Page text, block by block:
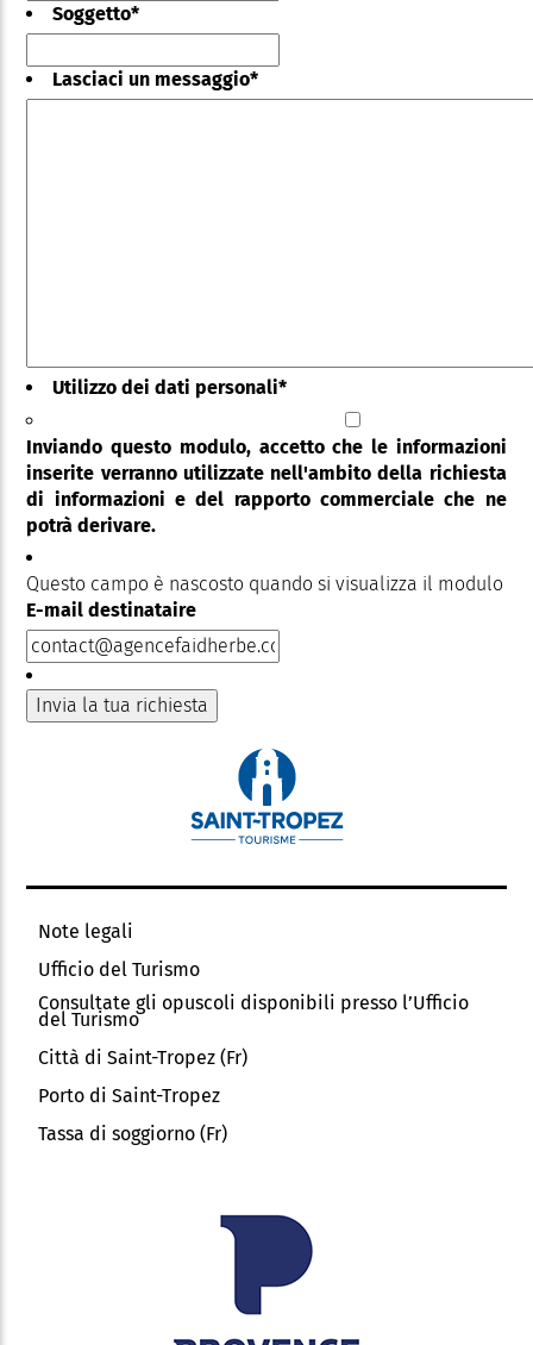
Soggetto*
Lasciaci un messaggio*
Utilizzo dei dati personali*
Inviando questo modulo, accetto che le informazioni
inserite verranno utilizzate nell'ambito della richiesta
di informazioni e del rapporto commerciale che ne
potrà derivare.
Questo campo è nascosto quando si visualizza il modulo
E-mail destinataire
Note legali
Ufficio del Turismo
Consultate gli opuscoli disponibili presso l’Ufficio
del Turismo
Città di Saint-Tropez (Fr)
Porto di Saint-Tropez
Tassa di soggiorno (Fr)